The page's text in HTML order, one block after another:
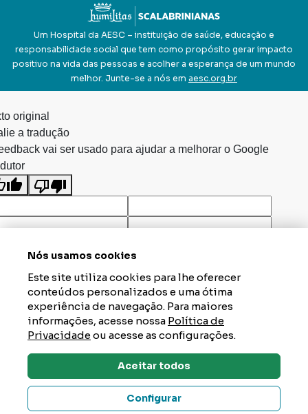
Um Hospital da AESC – instituição de saúde, educação e
responsabilidade social que tem como propósito gerar impacto
positivo na vida das pessoas e acolher a esperança de um mundo
melhor. Junte-se a nós em aesc.org.br
Dúvidas? Tire Aqui
Nós usamos cookies
Este site utiliza cookies para lhe oferecer
conteúdos personalizados e uma ótima
experiência de navegação. Para maiores
informações, acesse nossa Política de
Privacidadeou acesse as configurações.
Aceitar todos
Configurar
original
a tradução
vai ser usado para ajudar a melhorar o Google